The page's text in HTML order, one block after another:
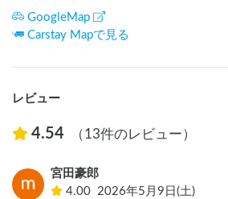
GoogleMap
Carstay Mapで見る
レビュー
4.54 （13件のレビュー）
宮田豪郎
4.00 2026年5月9日(土)